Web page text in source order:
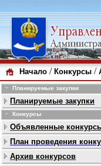
Начало / Конкурсы /
Планируемые закупки
Планируемые закупки
Конкурсы
Объявленные
План проведения
Архив конкурсов